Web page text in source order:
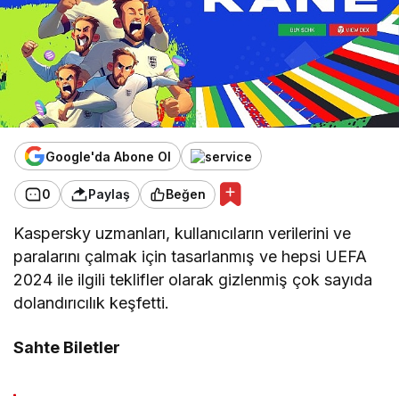
Google'da Abone Ol
0 Paylaş Beğen
Kaspersky uzmanları, kullanıcıların verilerini ve
paralarını çalmak için tasarlanmış ve hepsi UEFA
2024 ile ilgili teklifler olarak gizlenmiş çok sayıda
dolandırıcılık keşfetti.
Sahte Biletler